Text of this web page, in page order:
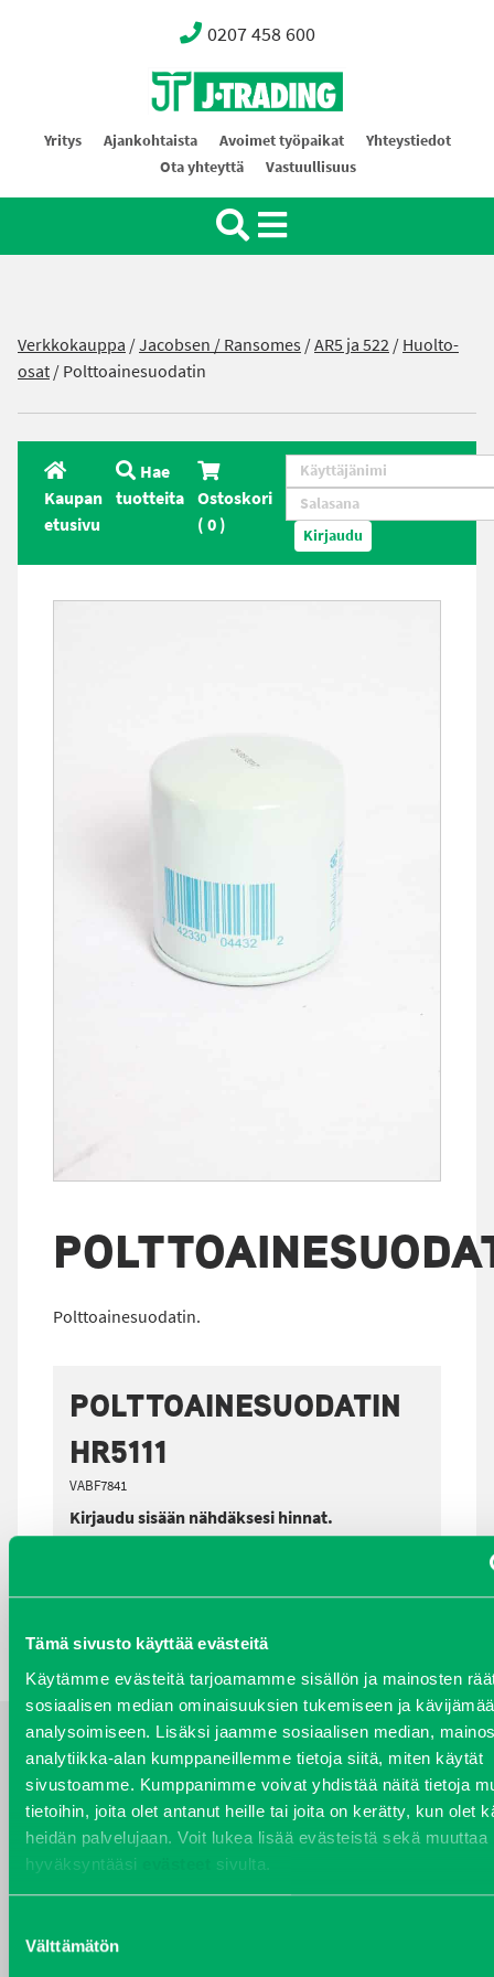
Tämä sivusto käyttää evästeitä
Käytämme evästeitä tarjoamamme sisällön ja mainosten
sosiaalisen median ominaisuuksien tukemiseen ja
analysoimiseen. Lisäksi jaamme sosiaalisen median,
analytiikka-alan kumppaneillemme tietoja siitä, miten käytät
sivustoamme. Kumppanimme voivat yhdistää näitä tietoja
tietoihin, joita olet antanut heille tai joita on kerätty, kun olet
heidän palvelujaan. Voit lukea lisää evästeistä sekä muuttaa
hyväksyntääsi
sivulta.
valinta
Välttämätön
0207 458 600
Oy J-Trading Ab
Yritys Ajankohtaista Avoimet työpaikat
Yhteystiedot
Ota yhteyttä
Vastuullisuus
Verkkokauppa /Jacobsen / Ransomes /AR5 ja 522/Huolto-
osat/ Polttoainesuodatin
Kaupan
etusivu
Hae
tuotteita Ostoskori
(0) Kirjaudu
Polttoainesuodatin.
POLTTOAINESUODATIN
HR5111
VABF7841
Kirjaudu sisään nähdäksesi hinnat.
TAKAISIN HAKUEHTOIHIN
YHTEYSTIEDOT
VARAOSAT